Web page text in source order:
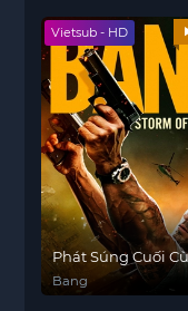
Vietsub - HD
Phát Súng Cuối
Bang